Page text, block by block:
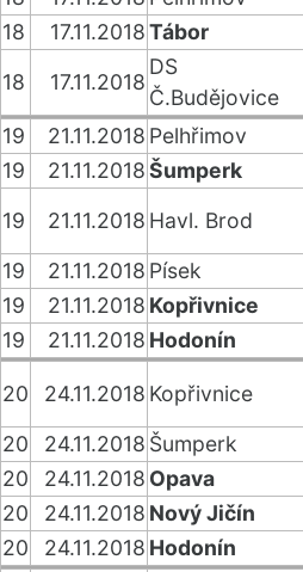
18
17.11.2018Tábor
18
17.11.2018
DS
Č.Budějovice
19 21.11.2018 Pelhřimov
19
21.11.2018Šumperk
19
21.11.2018 Havl. Brod
19
21.11.2018 Písek
19
21.11.2018 Kopřivnice
19
21.11.2018 Hodonín
20 24.11.2018 Kopřivnice
20
24.11.2018 Šumperk
20
24.11.2018 Opava
20
24.11.2018 Nový Jičín
20
24.11.2018 Hodonín